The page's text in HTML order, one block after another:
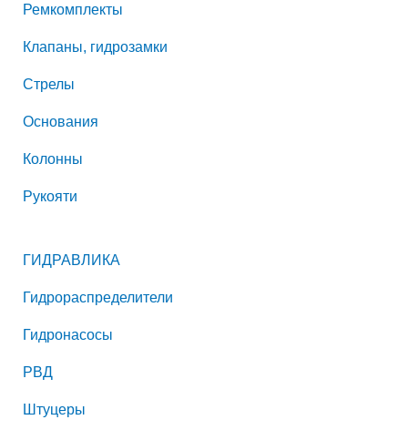
Ремкомплекты
Клапаны, гидрозамки
Стрелы
Основания
Колонны
Рукояти
ГИДРАВЛИКА
Гидрораспределители
Гидронасосы
РВД
Штуцеры